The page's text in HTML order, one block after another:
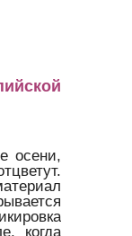
осени,
когда